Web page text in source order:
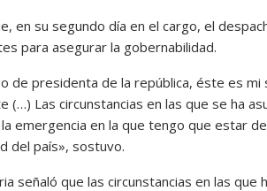
en su segundo día en el cargo, el
para asegurar la gobernabilidad.
de presidenta de la república, éste es
(…) Las circunstancias en las que se ha
emergencia en la que tengo que estar
del país», sostuvo.
señaló que las circunstancias en las que